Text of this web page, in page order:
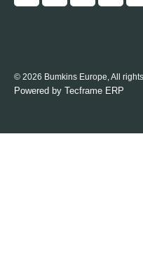
© 2026 Bumkins Europe, All
Powered by Tecframe ERP